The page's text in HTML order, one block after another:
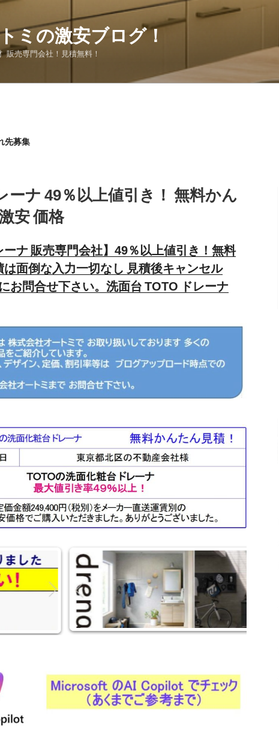
ミの激安ブログ！
販売専門会社！見積無料！
先募集
ーナ 49％以上値引き！ 無料かん
安 価格
ーナ 販売専門会社】49％以上値引き！無料
は面倒な入力一切なし 見積後キャンセル
お問合せ下さい。洗面台 TOTO ドレーナ